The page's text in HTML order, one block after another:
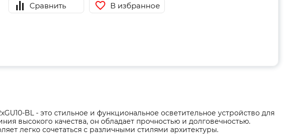
Сравнить В избранное
BL - это стильное и функциональное осветительное устройство для
высокого качества, он обладает прочностью и долговечностью.
легко сочетаться с различными стилями архитектуры.